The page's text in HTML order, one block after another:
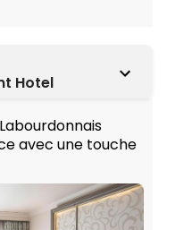
Hotel
avec une touche